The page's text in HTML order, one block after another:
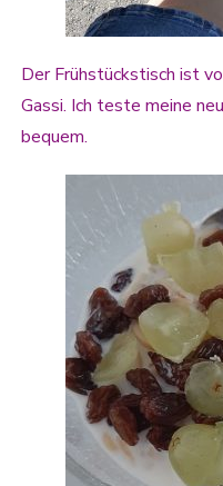
Der Frühstückstisch ist
Gassi. Ich teste meine
bequem.